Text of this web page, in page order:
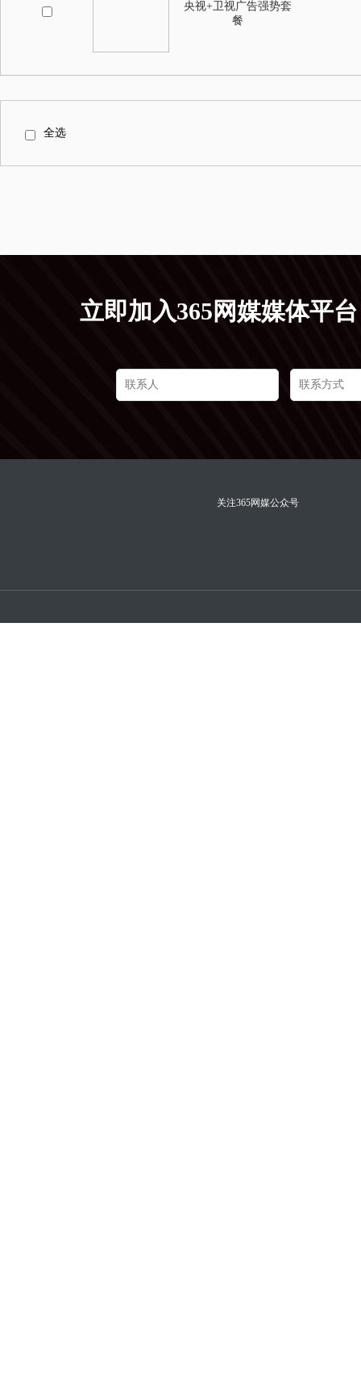
央视+卫视广告强势套
餐
全选
立即加入365网媒媒体平
关注365网媒公众号